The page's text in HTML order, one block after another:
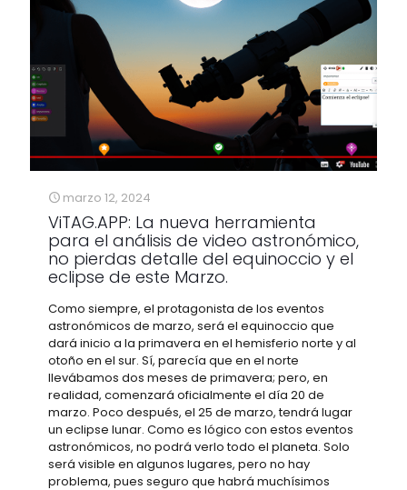
marzo 12, 2024
ViTAG.APP: La nueva herramienta
para el análisis de video astronómico,
no pierdas detalle del equinoccio y el
eclipse de este Marzo.
Como siempre, el protagonista de los eventos
astronómicos de marzo, será el equinoccio que
dará inicio a la primavera en el hemisferio norte y al
otoño en el sur. Sí, parecía que en el norte
llevábamos dos meses de primavera; pero, en
realidad, comenzará oficialmente el día 20 de
marzo. Poco después, el 25 de marzo, tendrá lugar
un eclipse lunar. Como es lógico con estos eventos
astronómicos, no podrá verlo todo el planeta. Solo
será visible en algunos lugares, pero no hay
problema, pues seguro que habrá muchísimos